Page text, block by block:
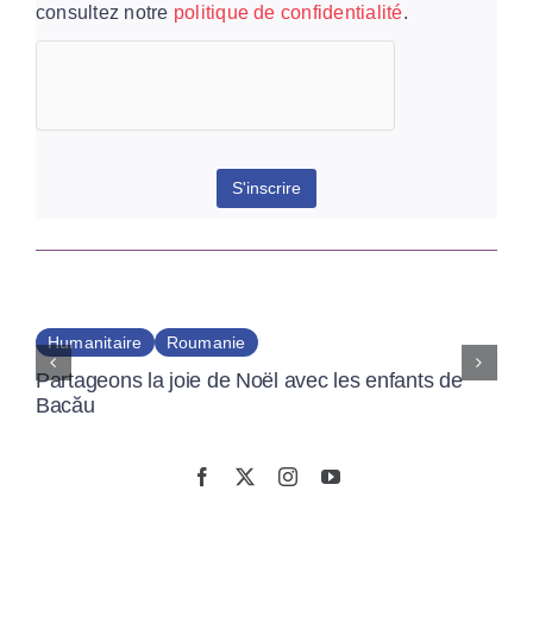
consultez notre politique de confidentialité.
Humanitaire Roumanie
Partageons la joie de Noël avec les enfants de
Bacău